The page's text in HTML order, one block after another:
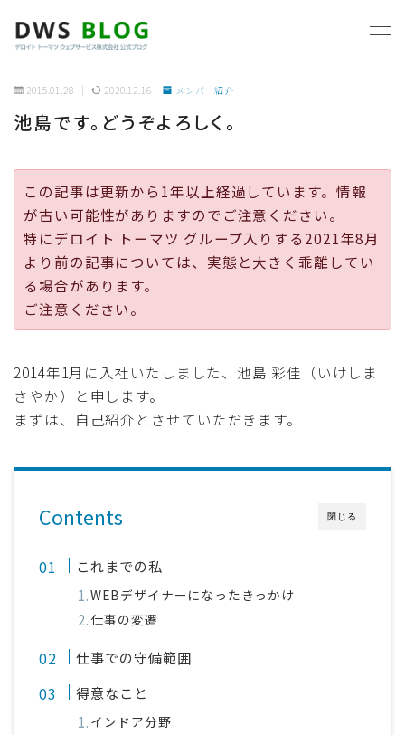
ホーム
AWS
プログラミング
ビジネス
社内制度
採用
公式ページ
2015.01.28 2020.12.16 メンバー紹介
池島です。どうぞよろしく。
この記事は更新から1年以上経過しています。情報
が古い可能性がありますのでご注意ください。
特にデロイト トーマツ グループ入りする2021年8月
より前の記事については、実態と大きく乖離してい
る場合があります。
ご注意ください。
2014年1月に入社いたしました、池島 彩佳（いけしま
さやか）と申します。
まずは、自己紹介とさせていただきます。
閉じる
Contents
これまでの私
WEBデザイナーになったきっかけ
仕事の変遷
仕事での守備範囲
得意なこと
インドア分野